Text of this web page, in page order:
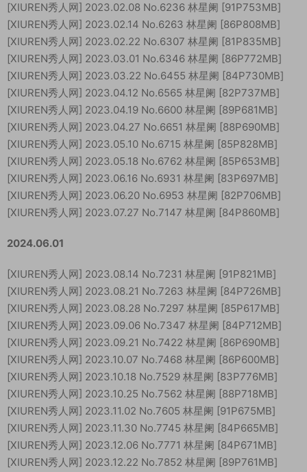
[XIUREN秀人网] 2023.02.08 No.6236 林星阑 [91P753MB]
[XIUREN秀人网] 2023.02.14 No.6263 林星阑 [86P808MB]
[XIUREN秀人网] 2023.02.22 No.6307 林星阑 [81P835MB]
[XIUREN秀人网] 2023.03.01 No.6346 林星阑 [86P772MB]
[XIUREN秀人网] 2023.03.22 No.6455 林星阑 [84P730MB]
[XIUREN秀人网] 2023.04.12 No.6565 林星阑 [82P737MB]
[XIUREN秀人网] 2023.04.19 No.6600 林星阑 [89P681MB]
[XIUREN秀人网] 2023.04.27 No.6651 林星阑 [88P690MB]
[XIUREN秀人网] 2023.05.10 No.6715 林星阑 [85P828MB]
[XIUREN秀人网] 2023.05.18 No.6762 林星阑 [85P653MB]
[XIUREN秀人网] 2023.06.16 No.6931 林星阑 [83P697MB]
[XIUREN秀人网] 2023.06.20 No.6953 林星阑 [82P706MB]
[XIUREN秀人网] 2023.07.27 No.7147 林星阑 [84P860MB]
2024.06.01
[XIUREN秀人网] 2023.08.14 No.7231 林星阑 [91P821MB]
[XIUREN秀人网] 2023.08.21 No.7263 林星阑 [84P726MB]
[XIUREN秀人网] 2023.08.28 No.7297 林星阑 [85P617MB]
[XIUREN秀人网] 2023.09.06 No.7347 林星阑 [84P712MB]
[XIUREN秀人网] 2023.09.21 No.7422 林星阑 [86P690MB]
[XIUREN秀人网] 2023.10.07 No.7468 林星阑 [86P600MB]
[XIUREN秀人网] 2023.10.18 No.7529 林星阑 [83P776MB]
[XIUREN秀人网] 2023.10.25 No.7562 林星阑 [88P718MB]
[XIUREN秀人网] 2023.11.02 No.7605 林星阑 [91P675MB]
[XIUREN秀人网] 2023.11.30 No.7745 林星阑 [84P665MB]
[XIUREN秀人网] 2023.12.06 No.7771 林星阑 [84P671MB]
[XIUREN秀人网] 2023.12.22 No.7852 林星阑 [89P761MB]